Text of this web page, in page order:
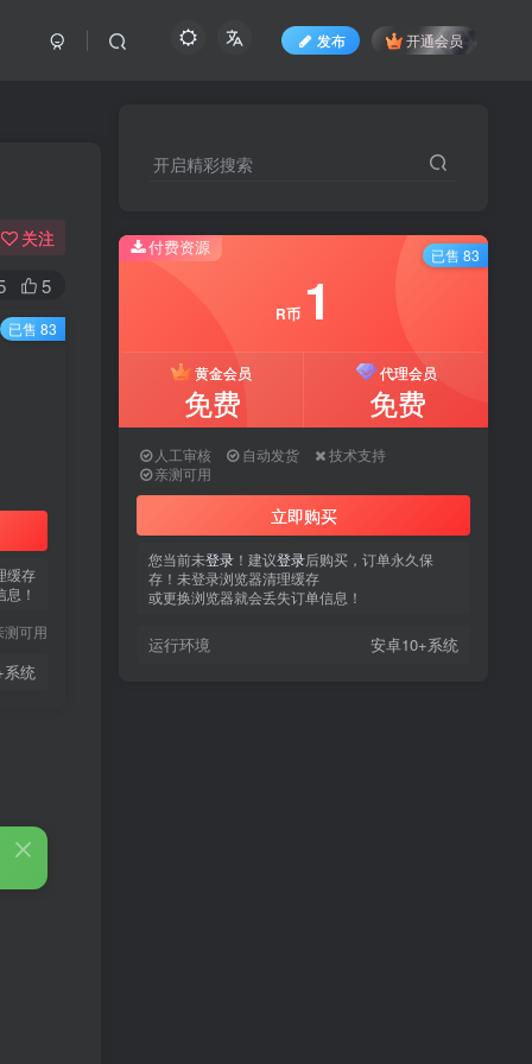
发布 开通会员
关注
5
缓存
！
测可用
系统
已售 83
开启精彩搜索
付费资源
R币 1
黄金会员
免费
代理会员
免费
人工审核 自动发货
技术支持
亲测可用
立即购买
您当前未登录 ！建议登录后购买，订单永久保
存！未登录浏览器清理缓存
或更换浏览器就会丢失订单信息！
运行环境 安卓10+系统
已售 83
开启精彩搜索
付费资源
R币 1
黄金会员
免费
代理会员
免费
人工审核 自动发货
技术支持
亲测可用
立即购买
您当前未登录 ！建议登录后购买，订单永久保
存！未登录浏览器清理缓存
或更换浏览器就会丢失订单信息！
运行环境 安卓10+系统
已售 83